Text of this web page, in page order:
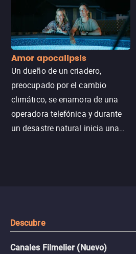
Amor apocalipsis
Un dueño de un criadero,
preocupado por el cambio
climático, se enamora de una
operadora telefónica y durante
un desastre natural inicia una
Descubre
Canales Filmelier (Nuevo)